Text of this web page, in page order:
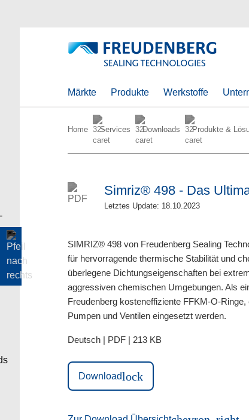
Märkte Produkte Werkstoffe
Home Services Downloads Produkte &
Simriz® 498 - Das
Letztes Update: 18.10.2023
SIMRIZ® 498 von Freudenberg Sealing
für hervorragende thermische Stabilität und
überlegene Dichtungseigenschaften bei
aggressiven chemischen Umgebungen. Als
Freudenberg kosteneffiziente FFKM-O-
Pumpen und Ventilen eingesetzt werden.
Deutsch | PDF | 213 KB
Downloadlock